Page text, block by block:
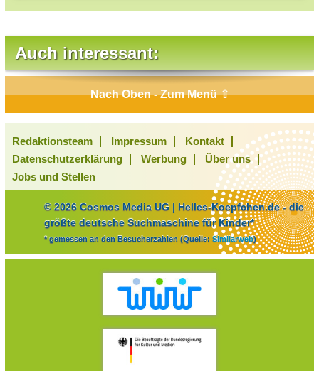
Auch interessant:
Nach Oben - Zum Menü ⇧
Redaktionsteam Impressum
Kontakt
Datenschutzerklärung
Werbung
Über uns
Jobs und Stellen
© 2026 Cosmos Media UG | Helles-Koepfchen.de - die
größte deutsche Suchmaschine für Kinder*
* gemessen an den Besucherzahlen (Quelle: Similarweb)